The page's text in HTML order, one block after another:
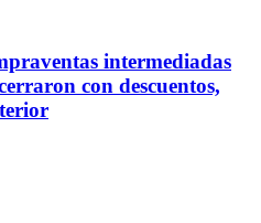
intermediadas
con descuentos,